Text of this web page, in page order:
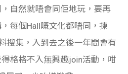
自然就唔會同佢地玩，要再
每個Hall嘅文化都唔同，揀
搜集，入到去之後一年間會有
格格不入無興趣join活動，咁